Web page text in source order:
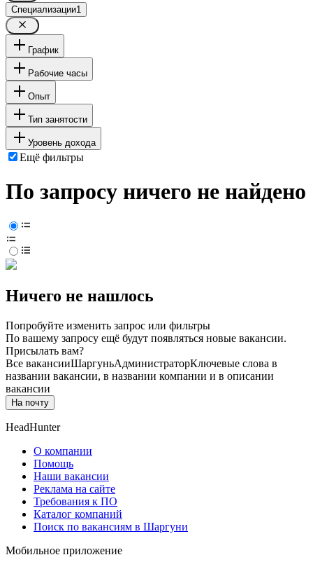
Специализации1
График
Рабочие часы
Опыт
Тип занятости
Уровень дохода
Ещё фильтры
По запросу ничего не найдено
Ничего не нашлось
Попробуйте изменить запрос или фильтры
По вашему запросу ещё будут появляться новые вакансии.
Присылать вам?
Все вакансииШаргуньАдминистраторКлючевые слова в
названии вакансии, в названии компании и в описании
вакансии
На почту
HeadHunter
О компании
Помощь
Наши вакансии
Реклама на сайте
Требования к ПО
Каталог компаний
Поиск по вакансиям в Шаргуни
Мобильное приложение